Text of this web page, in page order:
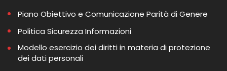
Piano Obiettivo e Comunicazione Parità di Genere
Politica Sicurezza Informazioni
Modello esercizio dei diritti in materia di protezione
dei dati personali